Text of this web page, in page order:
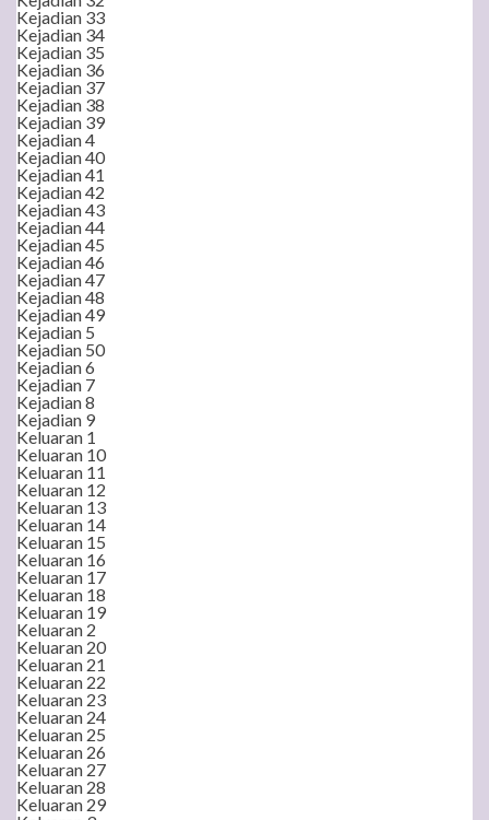
Kejadian 33
Kejadian 34
Kejadian 35
Kejadian 36
Kejadian 37
Kejadian 38
Kejadian 39
Kejadian 4
Kejadian 40
Kejadian 41
Kejadian 42
Kejadian 43
Kejadian 44
Kejadian 45
Kejadian 46
Kejadian 47
Kejadian 48
Kejadian 49
Kejadian 5
Kejadian 50
Kejadian 6
Kejadian 7
Kejadian 8
Kejadian 9
Keluaran 1
Keluaran 10
Keluaran 11
Keluaran 12
Keluaran 13
Keluaran 14
Keluaran 15
Keluaran 16
Keluaran 17
Keluaran 18
Keluaran 19
Keluaran 2
Keluaran 20
Keluaran 21
Keluaran 22
Keluaran 23
Keluaran 24
Keluaran 25
Keluaran 26
Keluaran 27
Keluaran 28
Keluaran 29